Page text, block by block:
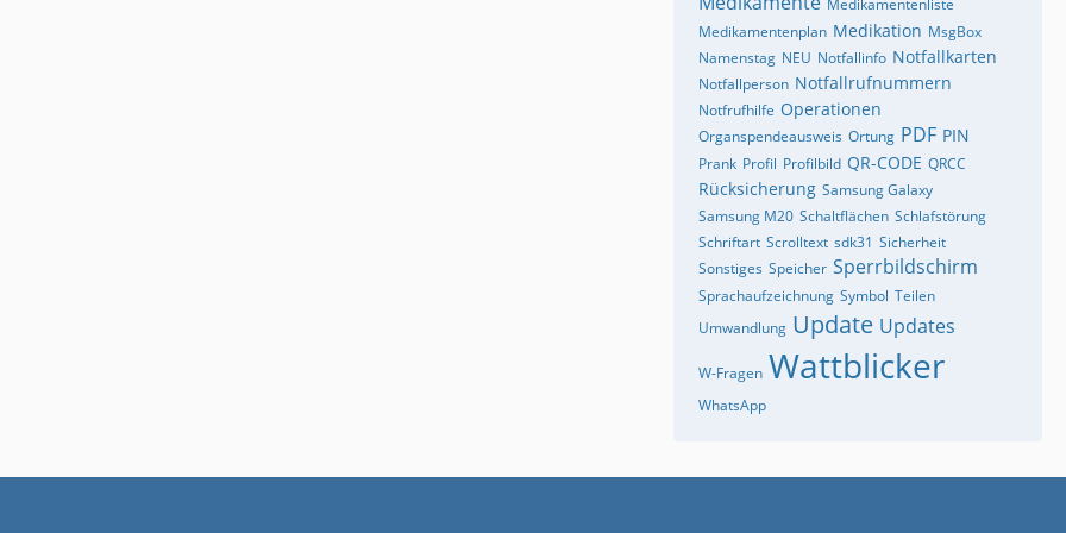
Medikamentenliste
Medikamentenplan Medikation MsgBox
Namenstag NEU Notfallinfo Notfallkarten
Notfallperson Notfallrufnummern
Notfrufhilfe Operationen
Organspendeausweis Ortung PDF PIN
Prank Profil Profilbild QR-CODE QRCC
Rücksicherung Samsung Galaxy
Samsung M20 Schaltflächen Schlafstörung
Schriftart Scrolltext sdk31 Sicherheit
Sonstiges Speicher Sperrbildschirm
Sprachaufzeichnung Symbol Teilen
Umwandlung Update Updates
W-Fragen Wattblicker
WhatsApp